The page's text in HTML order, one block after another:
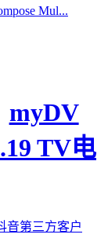
Mul...
myDV
TV电
音第三方客户